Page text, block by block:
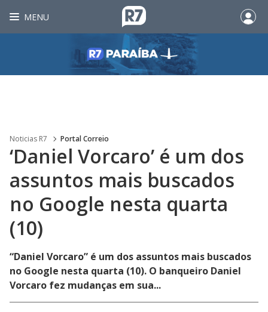
MENU
Noticias R7 Portal Correio
‘Daniel Vorcaro’ é um dos
assuntos mais buscados
no Google nesta quarta
(10)
“Daniel Vorcaro” é um dos assuntos mais buscados
no Google nesta quarta (10). O banqueiro Daniel
Vorcaro fez mudanças em sua...